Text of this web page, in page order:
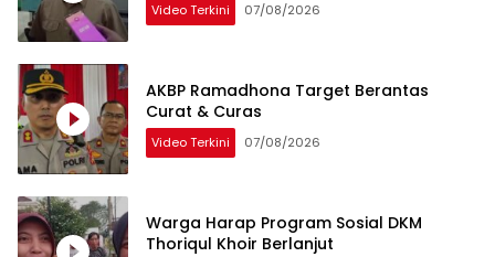
Video Terkini 07/08/2026
AKBP Ramadhona Target Berantas
Curat & Curas
Video Terkini 07/08/2026
Warga Harap Program Sosial DKM
Thoriqul Khoir Berlanjut